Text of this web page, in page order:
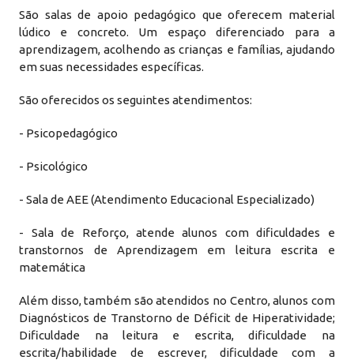
São salas de apoio pedagógico que oferecem material
lúdico e concreto. Um espaço diferenciado para a
aprendizagem, acolhendo as crianças e famílias, ajudando
em suas necessidades específicas.
São oferecidos os seguintes atendimentos:
- Psicopedagógico
- Psicológico
- Sala de AEE (Atendimento Educacional Especializado)
- Sala de Reforço, atende alunos com dificuldades e
transtornos de Aprendizagem em leitura escrita e
matemática
Além disso, também são atendidos no Centro, alunos com
Diagnósticos de Transtorno de Déficit de Hiperatividade;
Dificuldade na leitura e escrita, dificuldade na
escrita/habilidade de escrever, dificuldade com a